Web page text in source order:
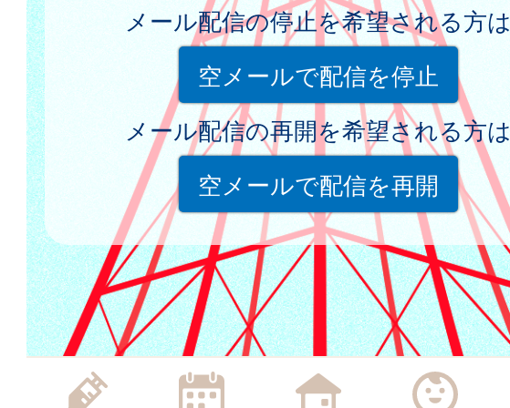
メール配信の停止を希望される方は
空メールで配信を停止
メール配信の再開を希望される方は
空メールで配信を再開